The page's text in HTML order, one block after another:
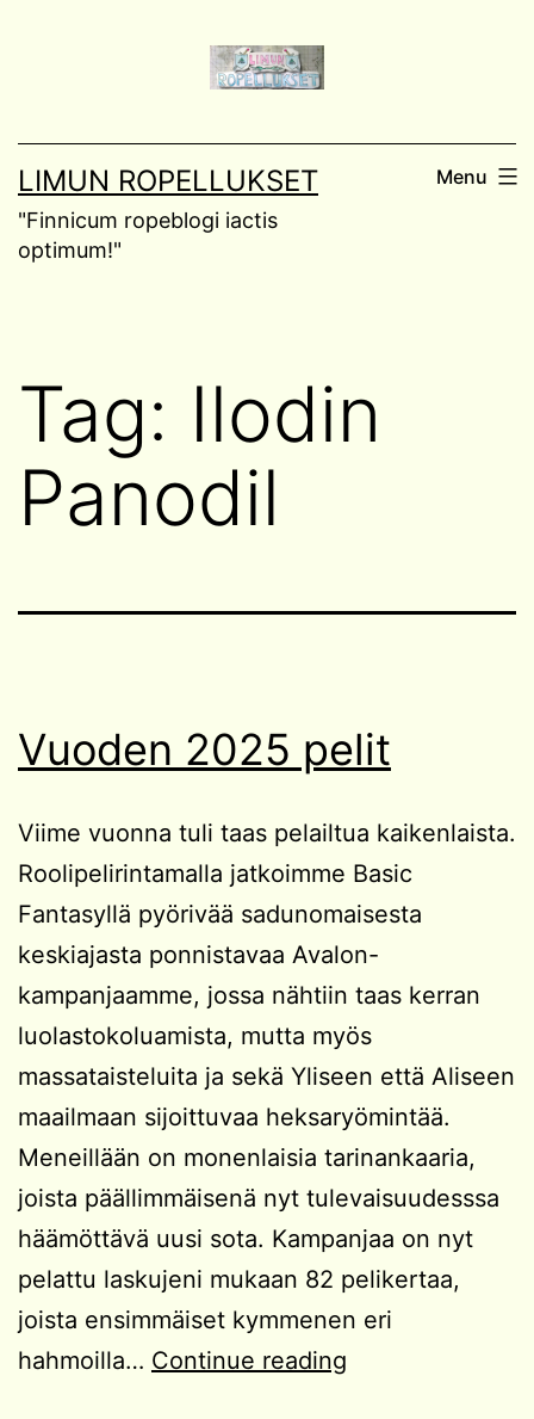
LIMUN ROPELLUKSET
"Finnicum ropeblogi iactis
optimum!"
Menu
Tag: Ilodin
Panodil
Vuoden 2025 pelit
Viime vuonna tuli taas pelailtua kaikenlaista.
Roolipelirintamalla jatkoimme Basic
Fantasyllä pyörivää sadunomaisesta
keskiajasta ponnistavaa Avalon-
kampanjaamme, jossa nähtiin taas kerran
luolastokoluamista, mutta myös
massataisteluita ja sekä Yliseen että Aliseen
maailmaan sijoittuvaa heksaryömintää.
Meneillään on monenlaisia tarinankaaria,
joista päällimmäisenä nyt tulevaisuudesssa
häämöttävä uusi sota. Kampanjaa on nyt
pelattu laskujeni mukaan 82 pelikertaa,
joista ensimmäiset kymmenen eri
hahmoilla… Continue reading